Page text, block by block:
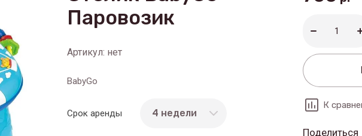
Паровозик
Артикул: нет
BabyGo
Срок аренды
К
Поделиться